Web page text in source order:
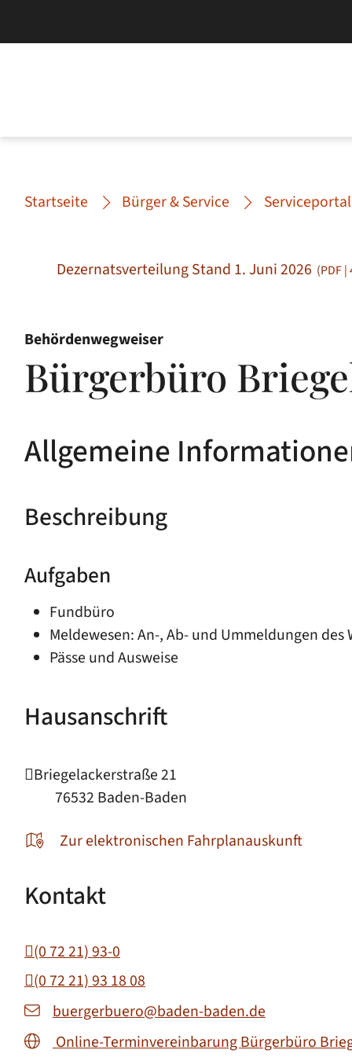
Startseite Bürger & Service Serviceportal
Dezernatsverteilung Stand 1. Juni 2026 (PDF |
Behördenwegweiser
Bürgerbüro
Allgemeine
Beschreibung
Aufgaben
Fundbüro
Meldewesen: An-, Ab- und Ummeldungen
Pässe und Ausweise
Hausanschrift
Briegelackerstraße 21
76532 Baden-Baden
Zur elektronischen Fahrplanauskunft
Kontakt
(07221) 93-0
(07221) 931808
buergerbuero@baden-baden.de
Online-Terminvereinbarung Bürgerbüro